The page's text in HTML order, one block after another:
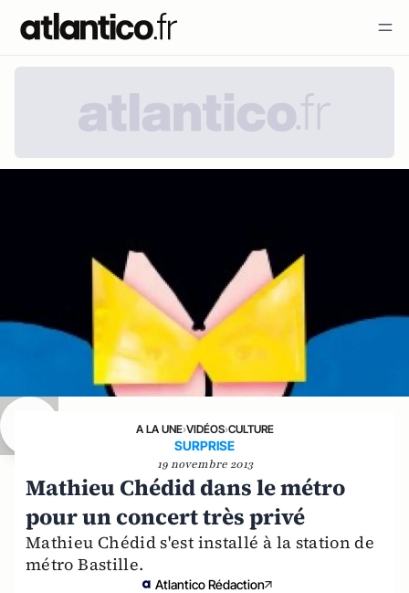
A LA UNE›VIDÉOS›CULTURE
SURPRISE
19 novembre 2013
Mathieu Chédid dans le métro
pour un concert très privé
Mathieu Chédid s'est installé à la station de
métro Bastille.
Atlantico Rédaction